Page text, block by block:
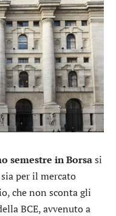
semestre in Borsasi
sia per il mercato
che non sconta gli
BCE, avvenuto a